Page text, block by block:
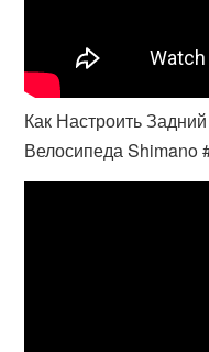
Как Настроить
Велосипеда Shimano